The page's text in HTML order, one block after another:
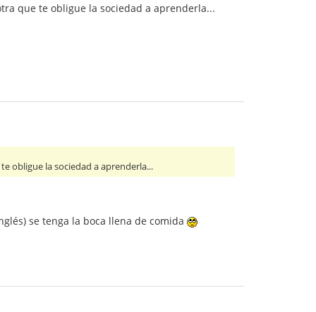
que te obligue la sociedad a aprenderla...
obligue la sociedad a aprenderla...
se tenga la boca llena de comida